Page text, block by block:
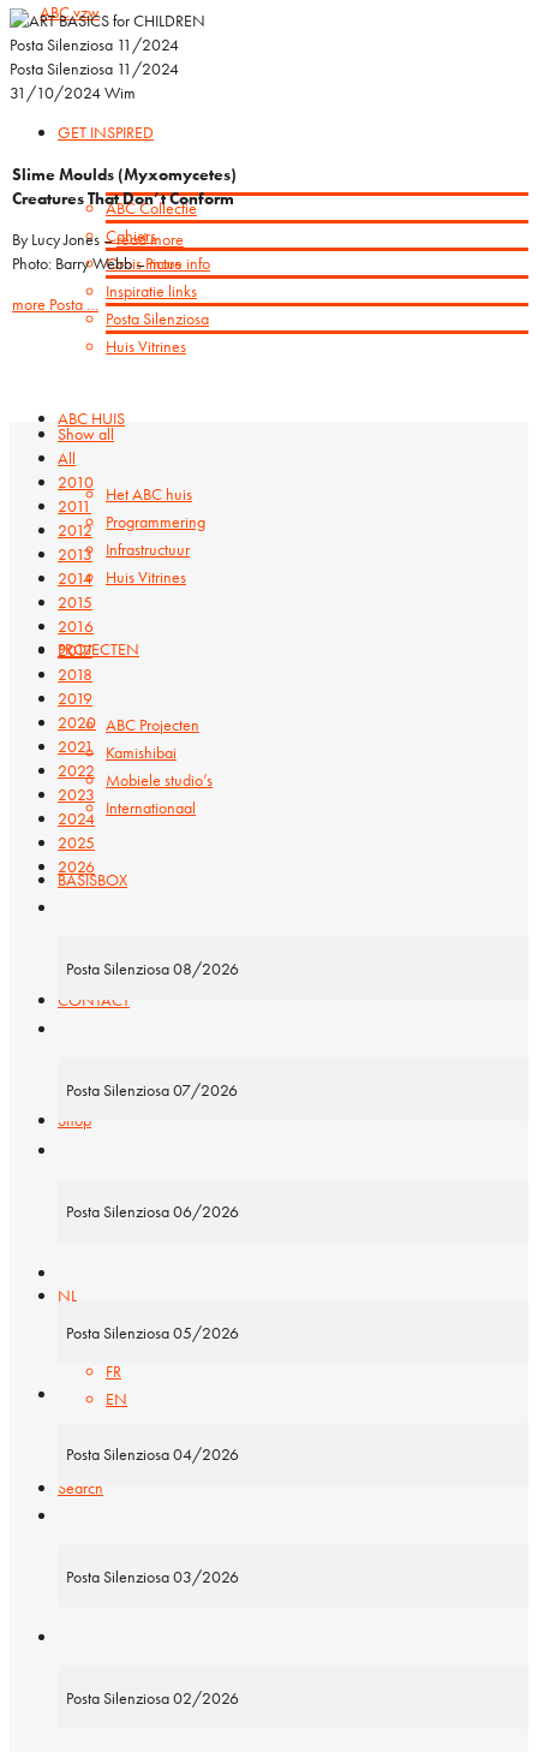
ABC vzw
GET INSPIRED
ABC Collectie
Cahiers
Orbis Pictus
Inspiratie links
Posta Silenziosa
Huis Vitrines
ABC HUIS
Het ABC huis
Programmering
Infrastructuur
Huis Vitrines
PROJECTEN
ABC Projecten
Kamishibai
Mobiele studio’s
Internationaal
BASISBOX
CONTACT
Shop
Checkout
NL
FR
EN
Search
Posta Silenziosa 11/2024
Posta Silenziosa 11/2024
31/10/2024Wim
Slime Moulds (Myxomycetes)
Creatures That Don’t Conform
By Lucy Jones –read more
Photo: Barry Webb –more info
more Posta …
Show all
All
2010
2011
2012
2013
2014
2015
2016
2017
2018
2019
2020
2021
2022
2023
2024
2025
2026
Posta Silenziosa 08/2026
Posta Silenziosa 07/2026
Posta Silenziosa 06/2026
Posta Silenziosa 05/2026
Posta Silenziosa 04/2026
Posta Silenziosa 03/2026
Posta Silenziosa 02/2026